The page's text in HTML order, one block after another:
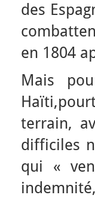
des
en 1804
Mais
terrain,
difficiles
qui «